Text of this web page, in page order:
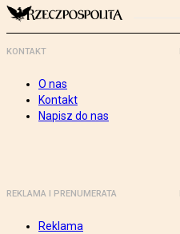
KONTAKT
O nas
Kontakt
Napisz do nas
REKLAMA I PRENUMERATA
Reklama